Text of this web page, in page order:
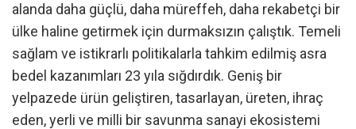
alanda daha güçlü, daha müreffeh, daha rekabetçi bir
ülke haline getirmek için durmaksızın çalıştık. Temeli
sağlam ve istikrarlı politikalarla tahkim edilmiş asra
bedel kazanımları 23 yıla sığdırdık. Geniş bir
yelpazede ürün geliştiren, tasarlayan, üreten, ihraç
eden, yerli ve milli bir savunma sanayi ekosistemi